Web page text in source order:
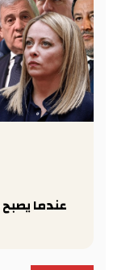
عندما